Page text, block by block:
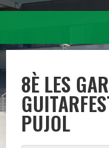
8È LES
PUJOL